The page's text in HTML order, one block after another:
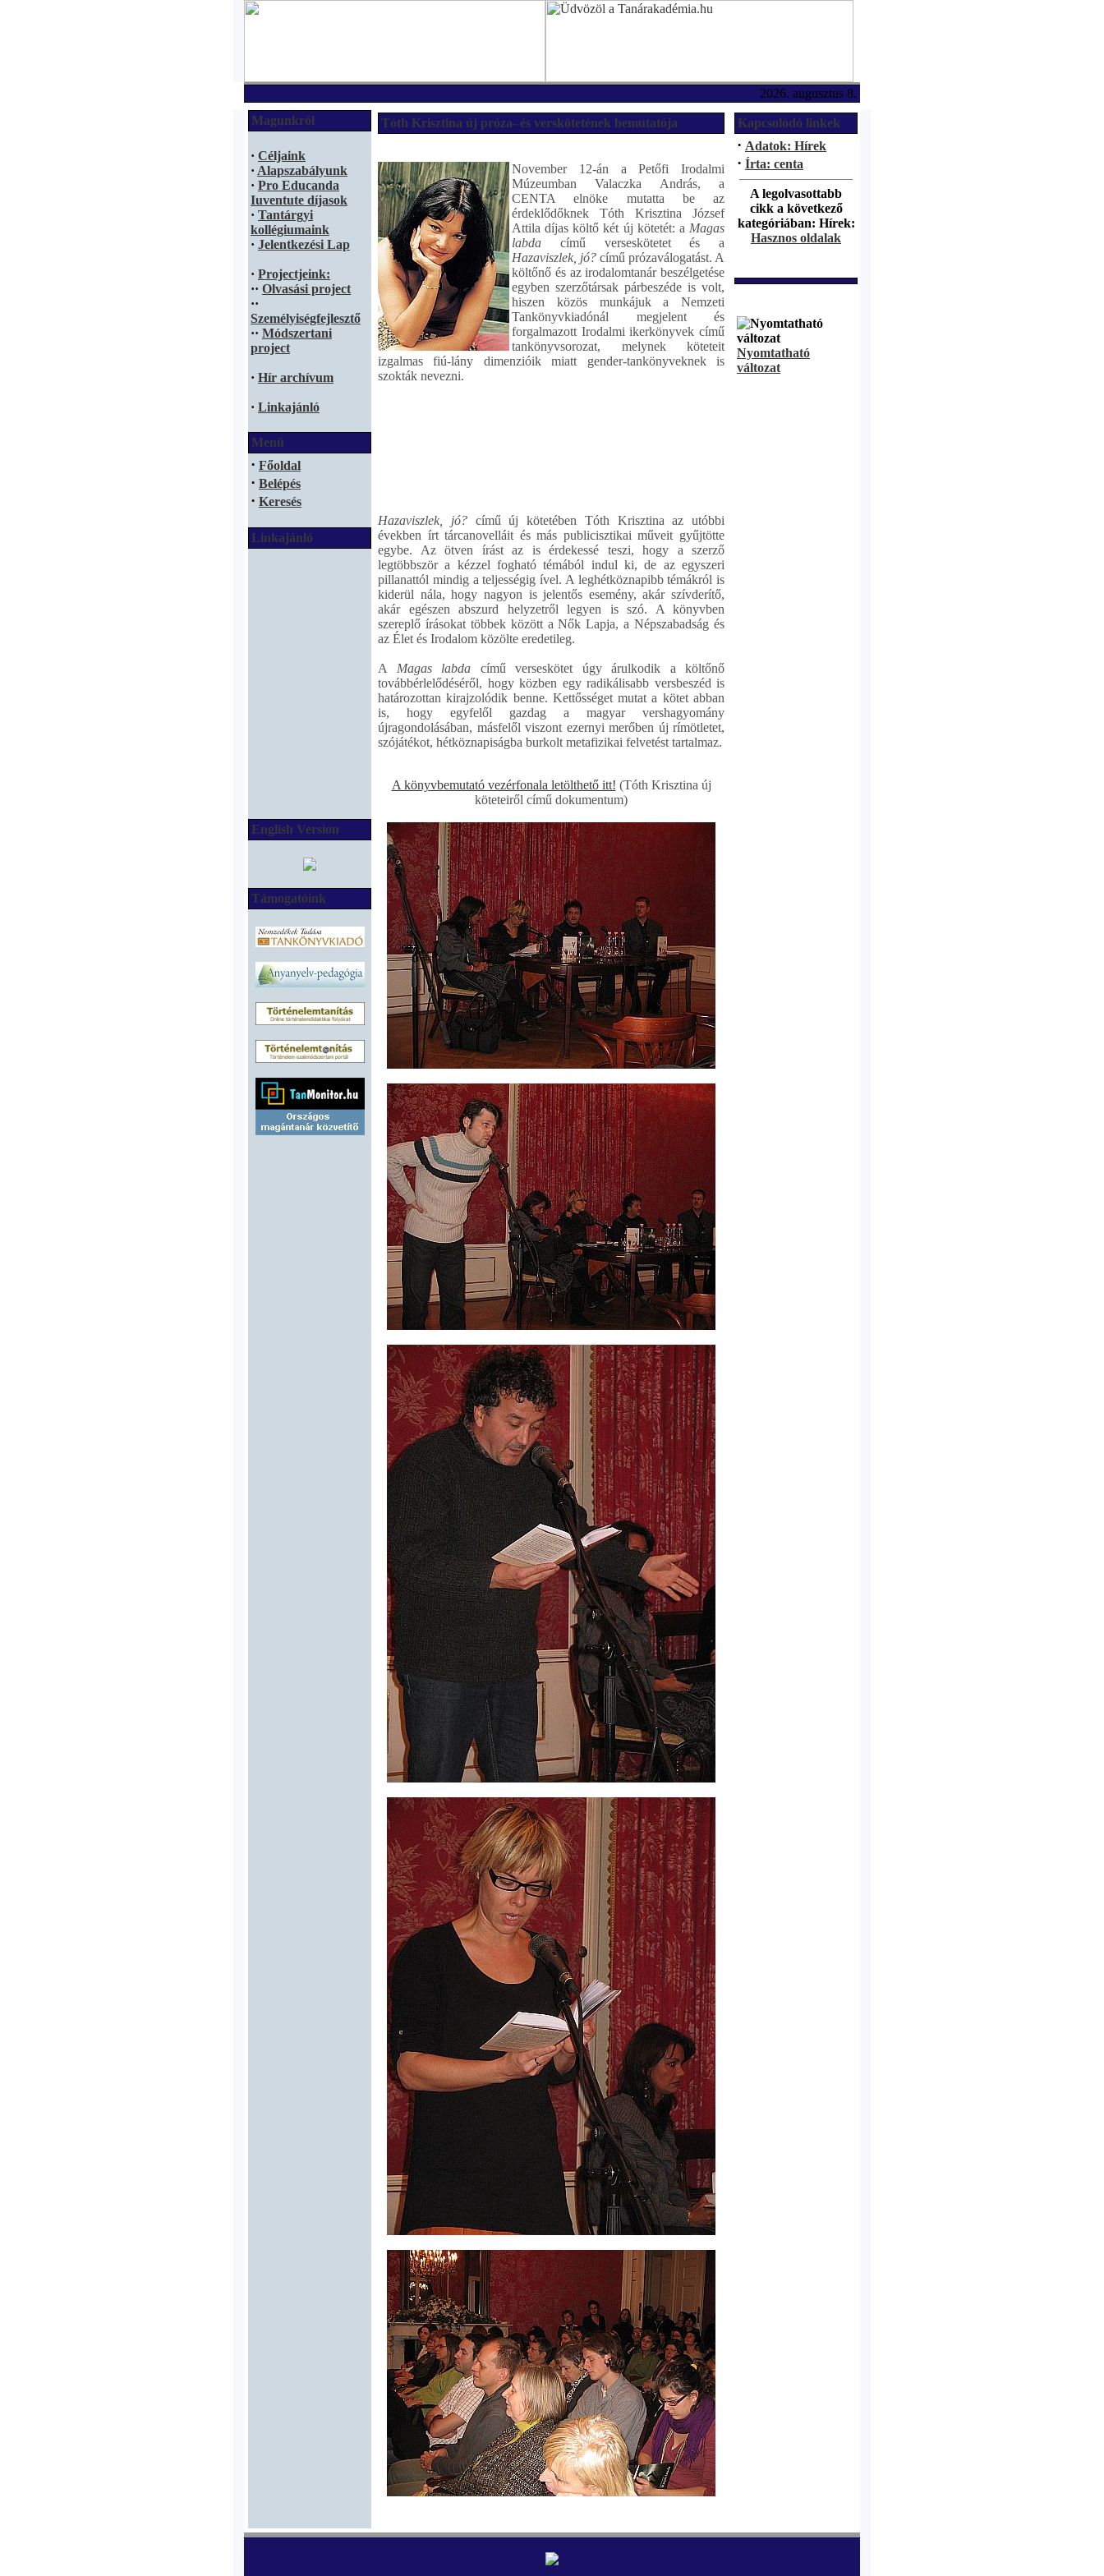
2026. augusztus 8.
Magunkról
· Céljaink
· Alapszabályunk
· Pro Educanda
Iuventute díjasok
· Tantárgyi
kollégiumaink
· Jelentkezési Lap
· Projectjeink:
·· Olvasási project
··
Személyiségfejlesztő
·· Módszertani
project
· Hír archívum
· Linkajánló
Menü
· Főoldal
· Belépés
· Keresés
Linkajánló
English Version
Támogatóink
Tóth Krisztina új próza- és verskötetének bemutatója
November 12-án a Petőfi Irodalmi
Múzeumban Valaczka András, a
CENTA elnöke mutatta be az
érdeklődőknek Tóth Krisztina József
Attila díjas költő két új kötetét: a Magas
labda című verseskötetet és a
Hazaviszlek, jó? című prózaválogatást. A
költőnő és az irodalomtanár beszélgetése
egyben szerzőtársak párbeszéde is volt,
hiszen közös munkájuk a Nemzeti
Tankönyvkiadónál megjelent és
forgalmazott Irodalmi ikerkönyvek című
tankönyvsorozat, melynek köteteit
izgalmas fiú-lány dimenzióik miatt gender-tankönyveknek is
szokták nevezni.
Hazaviszlek, jó?című új kötetében Tóth Krisztina az utóbbi
években írt tárcanovelláit és más publicisztikai műveit gyűjtötte
egybe. Az ötven írást az is érdekessé teszi, hogy a szerző
legtöbbször a kézzel fogható témából indul ki, de az egyszeri
pillanattól mindig a teljességig ível. A leghétköznapibb témákról is
kiderül nála, hogy nagyon is jelentős esemény, akár szívderítő,
akár egészen abszurd helyzetről legyen is szó. A könyvben
szereplő írásokat többek között a Nők Lapja, a Népszabadság és
az Élet és Irodalom közölte eredetileg.
A Magas labda című verseskötet úgy árulkodik a költőnő
továbbérlelődéséről, hogy közben egy radikálisabb versbeszéd is
határozottan kirajzolódik benne. Kettősséget mutat a kötet abban
is, hogy egyfelől gazdag a magyar vershagyomány
újragondolásában, másfelől viszont ezernyi merőben új rímötletet,
szójátékot, hétköznapiságba burkolt metafizikai felvetést tartalmaz.
A könyvbemutató vezérfonala letölthető itt! (Tóth Krisztina új
köteteiről című dokumentum)
Kapcsolódó linkek
· Adatok: Hírek
· Írta: centa
A legolvasottabb
cikk a következő
kategóriában: Hírek:
Hasznos oldalak
Nyomtatható
változat